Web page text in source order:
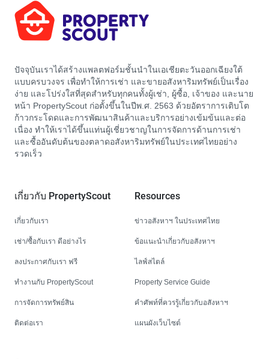
ปัจจุบันเราได้สร้างแพลตฟอร์มชั้นนำในเอเชียตะวันออกเฉียงใต้
แบบครบวงจร เพื่อทำให้การเช่า และขายอสังหาริมทรัพย์เป็นเรื่อง
ง่าย และโปร่งใสที่สุดสำหรับทุกคนทั้งผู้เช่า, ผู้ซื้อ, เจ้าของ และนาย
หน้า PropertyScout ก่อตั้งขึ้นในปีพ.ศ. 2563 ด้วยอัตราการเติบโต
ก้าวกระโดดและการพัฒนาสินค้าและบริการอย่างเข้มข้นและต่อ
เนื่อง ทำให้เราได้ขึ้นแท่นผู้เชี่ยวชาญในการจัดการด้านการเช่า
และซื้ออันดับต้นของตลาดอสังหาริมทรัพย์ในประเทศไทยอย่าง
รวดเร็ว
เกี่ยวกับ PropertyScout
เกี่ยวกับเรา
เช่า/ซื้อกับเรา ดีอย่างไร
ลงประกาศกับเรา ฟรี
ทำงานกับ PropertyScout
การจัดการทรัพย์สิน
ติดต่อเรา
Resources
ข่าวอสังหาฯ ในประเทศไทย
ข้อแนะนำเกี่ยวกับอสังหาฯ
ไลฟ์สไตล์
Property Service Guide
คำศัพท์ที่ควรรู้เกี่ยวกับอสังหาฯ
แผนผังเว็บไซต์